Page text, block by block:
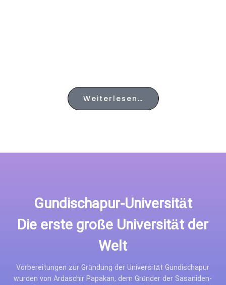
Weiterlesen…
Gundischapur-Universität
Die erste große Universität der
Welt
Vorbereitungen zur Gründung der Universität Gundischapur
wurden von Ardaschir Papakan, dem Gründer der Sasaniden-